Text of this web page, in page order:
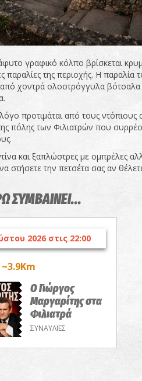
γραφικό κόλπο βρίσκεται
παραλίες της περιοχής. Η παραλία
από χοντρά ολοστρόγγυλα βότσαλα
προτιμάται από τους ντόπιους
πόλης των Φιλιατρών που
και ξαπλώστρες με ομπρέλες
στήσετε την πετσέτα σας αν
ΣΥΜΒΑΙΝΕΙ...
2026 στις 22:00
~3.9Km
Ο Γιώργος
Μαργαρίτης στα
Φιλιατρά
ΣΥΝΑΥΛΙΕΣ